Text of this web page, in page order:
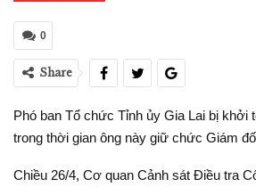
0
Share
Phó ban Tổ chức Tỉnh ủy Gia Lai bị khởi
trong thời gian ông này giữ chức Giám
Chiều 26/4, Cơ quan Cảnh sát Điều tra